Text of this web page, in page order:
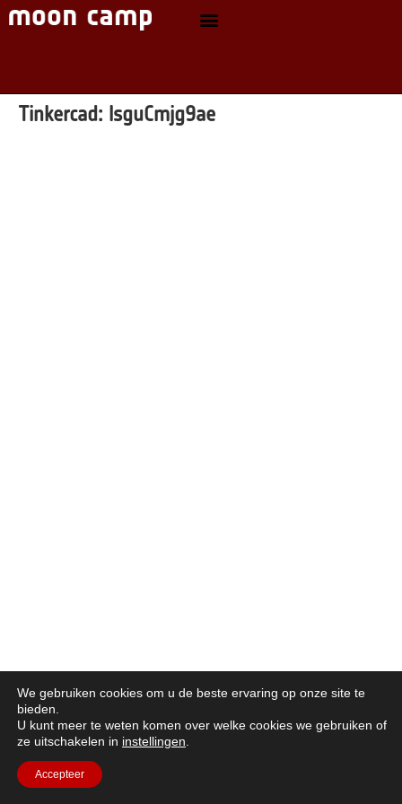
Tinkercad: lsguCmjg9ae
We gebruiken cookies om u de beste ervaring op onze site te
bieden.
U kunt meer te weten komen over welke cookies we gebruiken of
ze uitschakelen in instellingen
Accepteer